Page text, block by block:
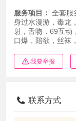
服务项目： 全套服
身过水漫游，毒龙
射，舌吻，69互动
口爆，陪欲，丝袜
我要举报
联系方式